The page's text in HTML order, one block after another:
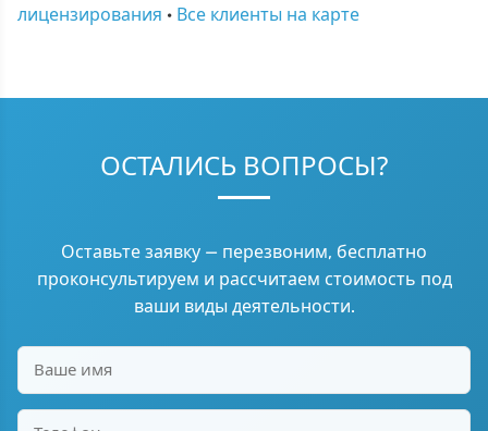
лицензирования · Все клиенты на карте
ОСТАЛИСЬ ВОПРОСЫ?
Оставьте заявку — перезвоним, бесплатно
проконсультируем и рассчитаем стоимость под
ваши виды деятельности.